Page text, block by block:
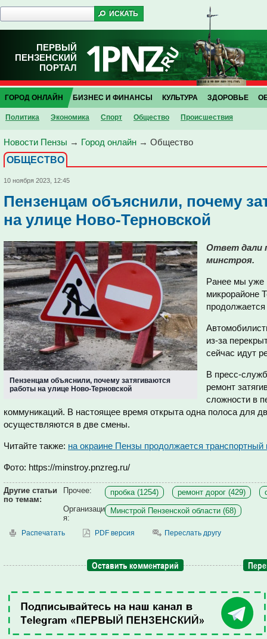
ПЕРВЫЙ
ПЕНЗЕНСКИЙ
ПОРТАЛ
ГОРОД ОНЛАЙН
Политика Экономика Спорт Общество Проиcшествия
БИЗНЕС И ФИНАНСЫ КУЛЬТУРА ЗДОРОВЬЕ
Новости Пензы → Город онлайн → Общество
ОБЩЕСТВО
10 ноября 2023, 12:45
Пензенцам объяснили, почему
на улице Ново-Терновской
Пензенцам объяснили, почему затягиваются
работы на улице Ново-Терновской
Ответ дали
минстроя.
Ранее мы уже
микрорайоне
из-за
сейчас идут
В пресс-
ремонт
сложности в
коммуникаций. В настоящее время открыта одна полоса для
осуществляются в две смены.
Читайте также: на окраине Пензы продолжается транспортный
Фото: https://minstroy.pnzreg.ru/
Другие статьи
по темам:
Прочее: пробка (1254) ремонт дорог (429)
Организаци
я:
Минстрой Пензенской области (68)
Распечатать PDF версия Переслать другу
Оставить комментарий